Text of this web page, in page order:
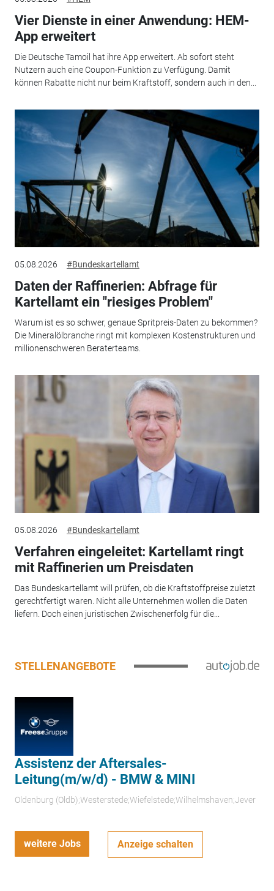
Vier Dienste in einer Anwendung: HEM-
App erweitert
Die Deutsche Tamoil hat ihre App erweitert. Ab sofort steht
Nutzern auch eine Coupon-Funktion zu Verfügung. Damit
können Rabatte nicht nur beim Kraftstoff, sondern auch in den...
05.08.2026 #Bundeskartellamt
Daten der Raffinerien: Abfrage für
Kartellamt ein "riesiges Problem"
Warum ist es so schwer, genaue Spritpreis-Daten zu bekommen?
Die Mineralölbranche ringt mit komplexen Kostenstrukturen und
millionenschweren Beraterteams.
05.08.2026 #Bundeskartellamt
Verfahren eingeleitet: Kartellamt ringt
mit Raffinerien um Preisdaten
Das Bundeskartellamt will prüfen, ob die Kraftstoffpreise zuletzt
gerechtfertigt waren. Nicht alle Unternehmen wollen die Daten
liefern. Doch einen juristischen Zwischenerfolg für die...
STELLENANGEBOTE
Assistenz der Aftersales-
Leitung(m/w/d) - BMW & MINI
Oldenburg (Oldb);Westerstede;Wiefelstede;Wilhelmshaven;Jever
weitere Jobs Anzeige schalten